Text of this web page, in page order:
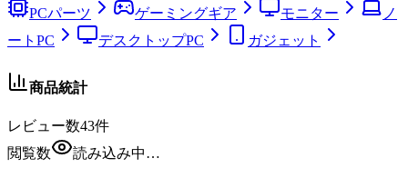
PCパーツ ゲーミングギア モニター
ノ
ートPC
デスクトップPC ガジェット
商品統計
レビュー数43件
閲覧数
読み込み中…